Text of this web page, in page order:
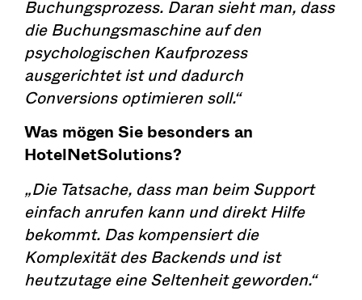
Buchungsprozess. Daran sieht man, dass
die Buchungsmaschine auf den
psychologischen Kaufprozess
ausgerichtet ist und dadurch
Conversions optimieren soll.“
Was mögen Sie besonders an
HotelNetSolutions?
„Die Tatsache, dass man beim Support
einfach anrufen kann und direkt Hilfe
bekommt. Das kompensiert die
Komplexität des Backends und ist
heutzutage eine Seltenheit geworden.“